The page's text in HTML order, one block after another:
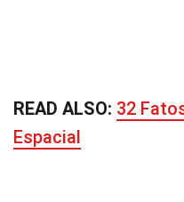
READ ALSO: 32
Espacial